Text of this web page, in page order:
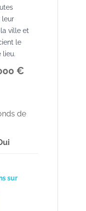
leur
ville et
le
lieu.
€
de
sur